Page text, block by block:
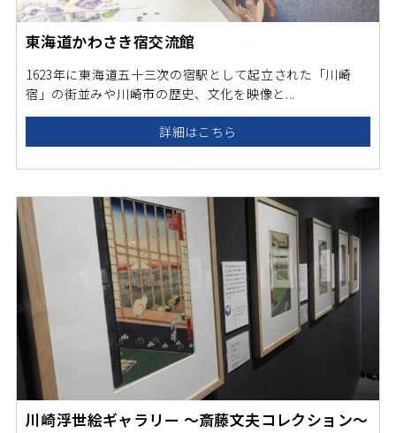
東海道かわさき宿交流館
1623年に東海道五十三次の宿駅として起立された「川崎
宿」の街並みや川崎市の歴史、文化を映像と...
詳細はこちら
川崎浮世絵ギャラリー ～斎藤文夫コレクション～